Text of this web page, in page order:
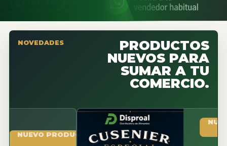
NOVEDADES
PRODUCTOS
NUEVOS PARA
SUMAR A TU
COMERCIO.
PRODUCTO
NUEVO